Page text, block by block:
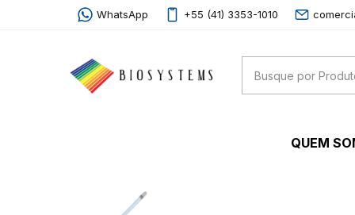
WhatsApp +55 (41) 3353-1010
QUEM